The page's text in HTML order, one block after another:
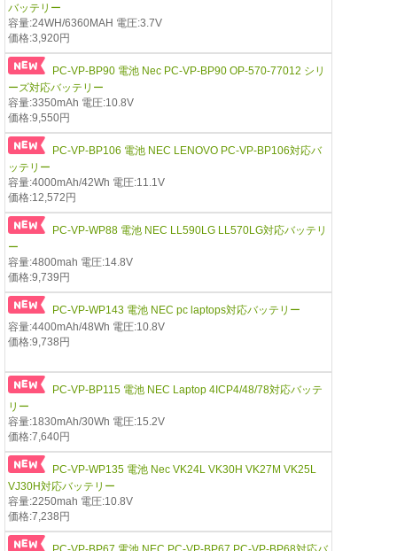
バッテリー
容量:24WH/6360MAH 電圧:3.7V
価格:3,920円
PC-VP-BP90 電池 Nec PC-VP-BP90 OP-570-77012 シリ
ーズ対応バッテリー
容量:3350mAh 電圧:10.8V
価格:9,550円
PC-VP-BP106 電池 NEC LENOVO PC-VP-BP106対応バ
ッテリー
容量:4000mAh/42Wh 電圧:11.1V
価格:12,572円
PC-VP-WP88 電池 NEC LL590LG LL570LG対応バッテリ
ー
容量:4800mah 電圧:14.8V
価格:9,739円
PC-VP-WP143 電池 NEC pc laptops対応バッテリー
容量:4400mAh/48Wh 電圧:10.8V
価格:9,738円
PC-VP-BP115 電池 NEC Laptop 4ICP4/48/78対応バッテ
リー
容量:1830mAh/30Wh 電圧:15.2V
価格:7,640円
PC-VP-WP135 電池 Nec VK24L VK30H VK27M VK25L
VJ30H対応バッテリー
容量:2250mah 電圧:10.8V
価格:7,238円